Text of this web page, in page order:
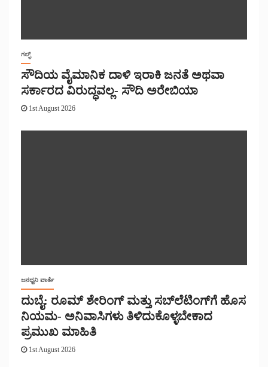
ಗಲ್ಫ್
ಸೌದಿಯ ವೈಮಾನಿಕ ದಾಳಿ ಇರಾಕಿ ಜನತೆ ಅಥವಾ
ಸರ್ಕಾರದ ವಿರುದ್ಧವಲ್ಲ- ಸೌದಿ ಅರೇಬಿಯಾ
1st August 2026
ಜನಧ್ವನಿ ವಾರ್ತೆ
ದುಬೈ: ರೂಮ್ ಶೇರಿಂಗ್ ಮತ್ತು ಸಬ್‌ಲೆಟಿಂಗ್‌ಗೆ ಹೊಸ
ನಿಯಮ- ಅನಿವಾಸಿಗಳು ತಿಳಿದುಕೊಳ್ಳಬೇಕಾದ
ಪ್ರಮುಖ ಮಾಹಿತಿ
1st August 2026